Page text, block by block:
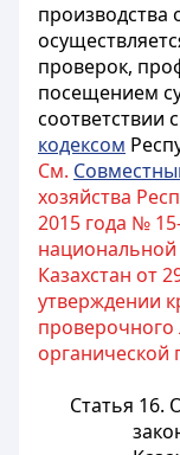
производства
проверок,
посещением
соответствии с
кодексом
См.
хозяйства
2015 года №
Казахстан от
утверждении
проверочного
органической
Статья 16.